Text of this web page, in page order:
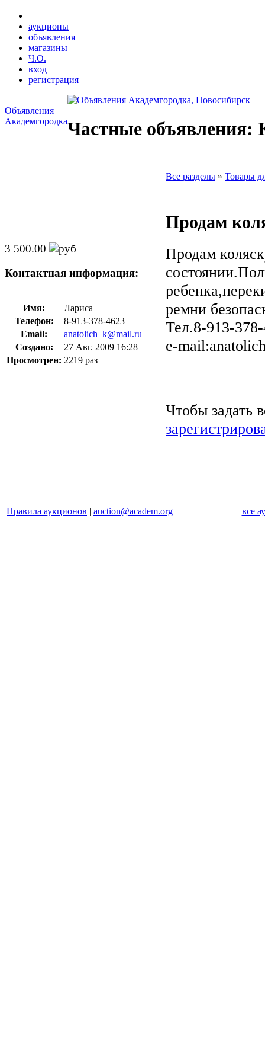
аукционы
объявления
магазины
Ч.О.
вход
регистрация
Объявления
АкадемгородкаЧастные объявления:
3 500.00
Контактная информация:
Имя:
Лариса
Телефон:
8-913-378-4623
Email:
anatolich_k@mail.ru
Создано:
27 Авг. 2009 16:28
Просмотрен: 2219 раз
Все разделы » Товары
Продам
Продам
ремни
Тел.8-913-
e-
Чтобы задать
Правила аукционов | auction@academ.org все